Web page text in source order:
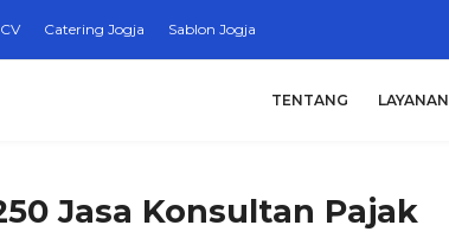
Catering Jogja Sablon Jogja
TENTANG LAYANAN
Jasa Konsultan Pajak